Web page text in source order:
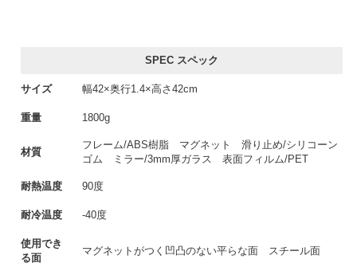
SPEC スペック
サイズ 幅42×奥行1.4×高さ42cm
重量 1800g
材質
フレーム/ABS樹脂 マグネット 滑り止め/シリコーン
ゴム ミラー/3mm厚ガラス 表面フィルム/PET
耐熱温度 90度
耐冷温度 -40度
使用でき
る面
マグネットがつく凹凸のない平らな面 スチール面